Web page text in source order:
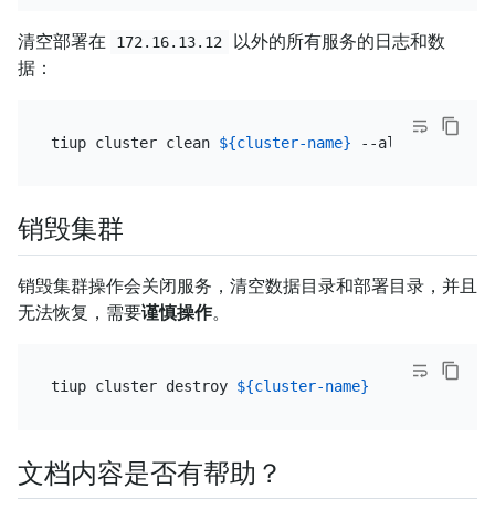
清空部署在 172.16.13.12
以外的所有服务的日志和数
据：
tiup cluster clean ${cluster-name}
销毁集群
销毁集群操作会关闭服务，清空数据目录和部署目录，并且
无法恢复，需要谨慎操作。
tiup cluster destroy ${cluster-name}
文档内容是否有帮助？